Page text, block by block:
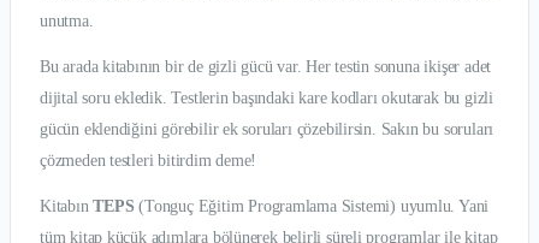
unutma.
Bu arada kitabının bir de gizli gücü var. Her testin sonuna ikişer adet
dijital soru ekledik. Testlerin başındaki kare kodları okutarak bu gizli
gücün eklendiğini görebilir ek soruları çözebilirsin. Sakın bu soruları
çözmeden testleri bitirdim deme!
Kitabın TEPS(Tonguç Eğitim Programlama Sistemi) uyumlu. Yani
tüm kitap küçük adımlara bölünerek belirli süreli programlar ile kitap